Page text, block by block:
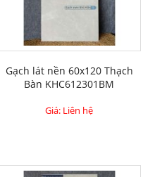
Gạch lát nền 60x120 Thạch
Bàn KHC612301BM
Giá: Liên hệ